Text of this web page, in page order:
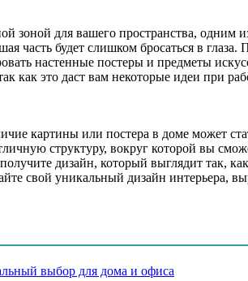
зоной для вашего пространства,
часть будет слишком бросаться в
настенные постеры и предметы
как это даст вам некоторые идеи при
картины или постера в доме может
структуру, вокруг которой вы
дизайн, который выглядит так,
свой уникальный дизайн интерьера,